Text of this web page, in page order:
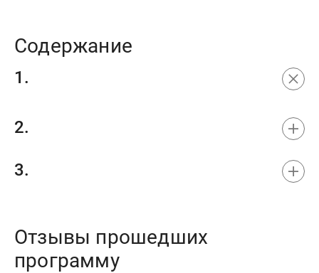
Содержание
Отзывы прошедших
программу